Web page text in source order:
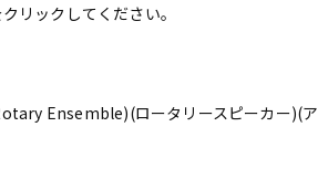
リックしてください。
Ensemble)(ロータリースピーカー)(ア